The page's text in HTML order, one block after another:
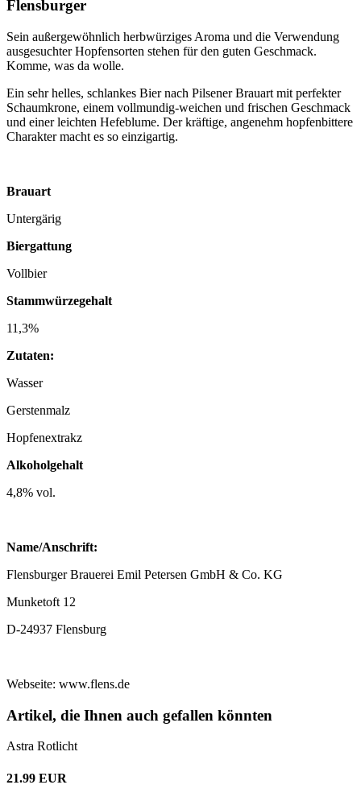
Flensburger
Sein außergewöhnlich herbwürziges Aroma und die Verwendung
ausgesuchter Hopfensorten stehen für den guten Geschmack.
Komme, was da wolle.
Ein sehr helles, schlankes Bier nach Pilsener Brauart mit perfekter
Schaumkrone, einem vollmundig-weichen und frischen Geschmack
und einer leichten Hefeblume. Der kräftige, angenehm hopfenbittere
Charakter macht es so einzigartig.
Brauart
Untergärig
Biergattung
Vollbier
Stammwürzegehalt
11,3%
Zutaten:
Wasser
Gerstenmalz
Hopfenextrakz
Alkoholgehalt
4,8% vol.
Name/Anschrift:
Flensburger Brauerei Emil Petersen GmbH & Co. KG
Munketoft 12
D-24937 Flensburg
Webseite: www.flens.de
Artikel, die Ihnen auch gefallen könnten
Astra Rotlicht
21.99 EUR